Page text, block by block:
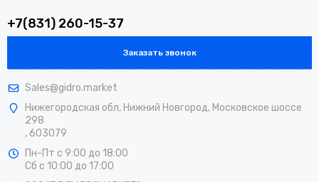
+7(831) 260-15-37
Заказать звонок
Sales@gidro.market
Нижегородская обл, Нижний Новгород, Московское шоссе
298
, 603079
Пн-Пт с 9:00 до 18:00
Сб с 10:00 до 17:00